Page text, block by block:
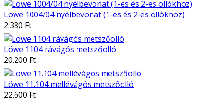
Löwe 1004/04 nyélbevonat (1-es és 2-es ollókhoz)
2.380 Ft
Löwe 1104 rávágós metszőolló
20.200 Ft
Löwe 11.104 mellévágós metszőolló
22.600 Ft